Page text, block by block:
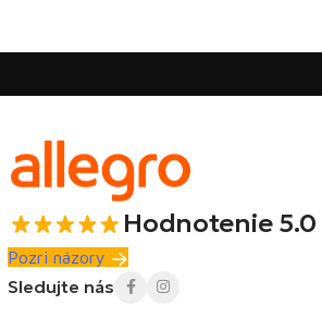
Hodnotenie 5.0
Pozri názory
Sledujte nás